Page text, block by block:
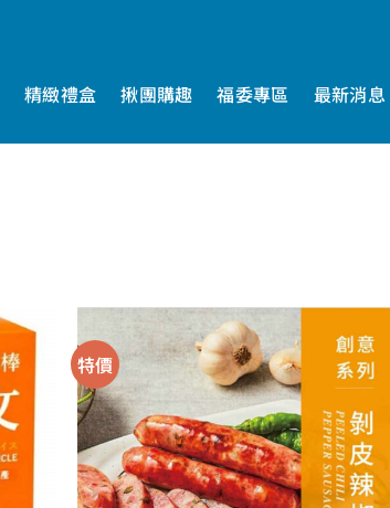
精緻禮盒 揪團購趣 福委專區 最新消息
特價